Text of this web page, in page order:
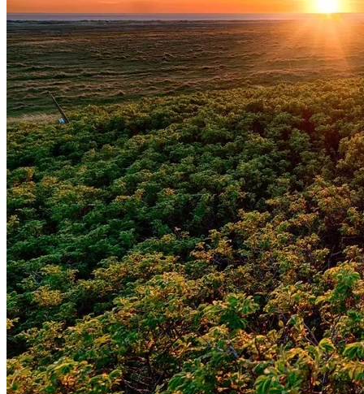
Para Sua Empresa
Anuncie Regional
Guia de Empresas
Vagas na RegiãoNovo
Hub de Negócios
Guia Comercial
Selo Verificado
Portal Educacional
Agenda de Vestibulares
Vagas de Emprego
Concursos
Panorama Econômico
Panorama Econômico
Para Sua Empresa
Anuncie no Portal
Verificar EmpresaNovo
Anunciar VagasNovo
Publicidade Legal
NBA
NFL